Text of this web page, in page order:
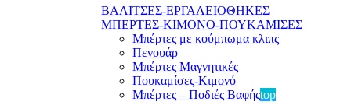
ΒΑΛΙΤΣΕΣ-ΕΡΓΑΛΕΙΟΘΗΚΕΣ
ΜΠΕΡΤΕΣ-ΚΙΜΟΝΟ-ΠΟΥΚΑΜΙΣΕΣ
Μπέρτες με κούμπωμα κλιπς
Πενουάρ
Μπέρτες Μαγνητικές
Πουκαμίσες-Κιμονό
Μπέρτες – Ποδιές Βαφήςtop